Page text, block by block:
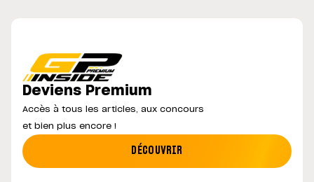
Deviens Premium
Accès à tous les articles, aux concours
et bien plus encore !
DÉCOUVRIR